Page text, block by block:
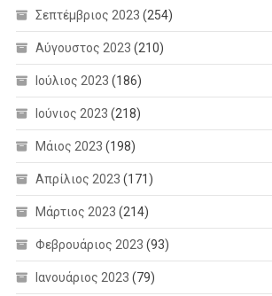
Σεπτέμβριος 2023 (254)
Αύγουστος 2023 (210)
Ιούλιος 2023 (186)
Ιούνιος 2023 (218)
Μάιος 2023 (198)
Απρίλιος 2023 (171)
Μάρτιος 2023 (214)
Φεβρουάριος 2023 (93)
Ιανουάριος 2023 (79)